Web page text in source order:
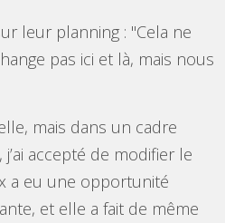
leur planning : "Cela ne
pas ici et là, mais nous
mais dans un cadre
accepté de modifier le
a eu une opportunité
et elle a fait de même